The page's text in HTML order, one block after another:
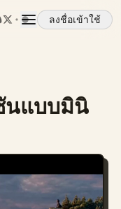
ลงชื่อเข้าใช้
นแบบมินิ